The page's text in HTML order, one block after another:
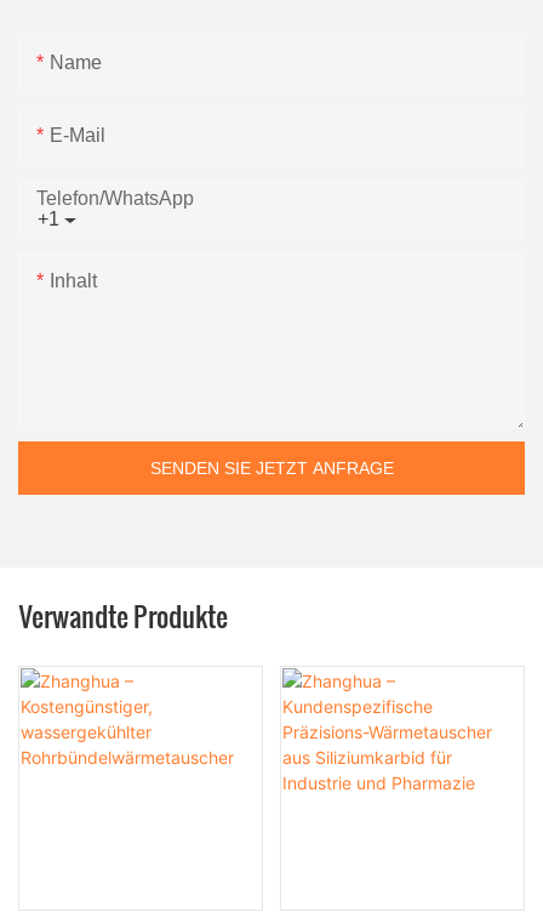
Name
E-Mail
+1
Telefon/WhatsApp
Inhalt
SENDEN SIE JETZT ANFRAGE
Verwandte Produkte